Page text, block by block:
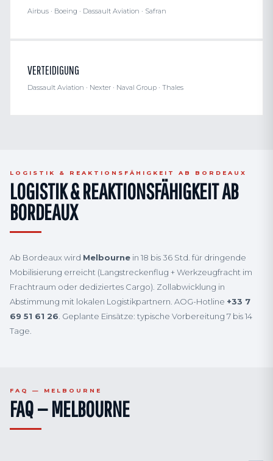
Airbus · Boeing · Dassault Aviation · Safran
VERTEIDIGUNG
Dassault Aviation · Nexter · Naval Group · Thales
LOGISTIK & REAKTIONSFÄHIGKEIT AB BORDEAUX
LOGISTIK & REAKTIONSFÄHIGKEIT AB
BORDEAUX
Ab Bordeaux wird Melbourne in 18 bis 36 Std. für dringende
Mobilisierung erreicht (Langstreckenflug + Werkzeugfracht im
Frachtraum oder dediziertes Cargo). Zollabwicklung in
Abstimmung mit lokalen Logistikpartnern. AOG-Hotline +33 7
69 51 61 26 . Geplante Einsätze: typische Vorbereitung 7 bis 14
Tage.
FAQ — MELBOURNE
FAQ — MELBOURNE